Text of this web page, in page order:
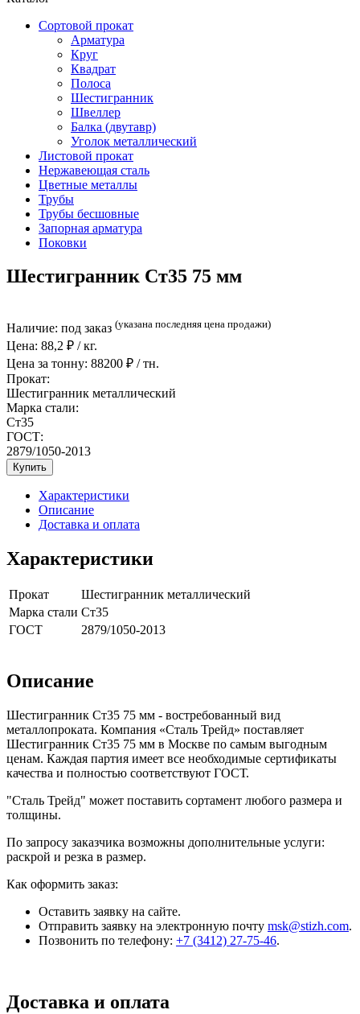
Сортовой прокат
Арматура
Круг
Квадрат
Полоса
Шестигранник
Швеллер
Балка (двутавр)
Уголок металлический
Листовой прокат
Нержавеющая сталь
Цветные металлы
Трубы
Трубы бесшовные
Запорная арматура
Поковки
Шестигранник Ст35 75 мм
Наличие: под заказ (указана последняя цена продажи)
Цена: 88,2 ₽ / кг.
Цена за тонну: 88200 ₽ / тн.
Прокат:
Шестигранник металлический
Марка стали:
Ст35
ГОСТ:
2879/1050-2013
Купить
Характеристики
Описание
Доставка и оплата
Характеристики
Прокат
Шестигранник металлический
Марка стали Ст35
ГОСТ
2879/1050-2013
Описание
Шестигранник Ст35 75 мм - востребованный вид
металлопроката. Компания «Сталь Трейд» поставляет
Шестигранник Ст35 75 мм в Москве по самым выгодным
ценам. Каждая партия имеет все необходимые сертификаты
качества и полностью соответствуют ГОСТ.
"Сталь Трейд" может поставить сортамент любого размера и
толщины.
По запросу заказчика возможны дополнительные услуги:
раскрой и резка в размер.
Как оформить заказ:
Оставить заявку на сайте.
Отправить заявку на электронную почту msk@stizh.com.
Позвонить по телефону: +7 (3412) 27-75-46.
Доставка и оплата